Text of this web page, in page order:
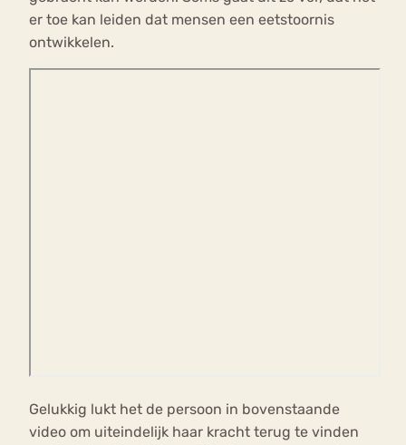
er toe kan leiden dat mensen een eetstoornis
ontwikkelen.
Gelukkig lukt het de persoon in bovenstaande
video om uiteindelijk haar kracht terug te vinden